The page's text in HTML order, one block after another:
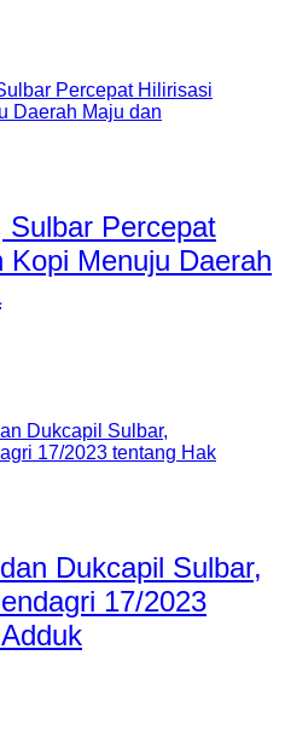
Sulbar Percepat
Kopi Menuju Daerah
Dukcapil Sulbar,
17/2023